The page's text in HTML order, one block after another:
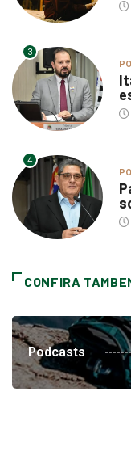
3
4
CONFIRA
Podcasts